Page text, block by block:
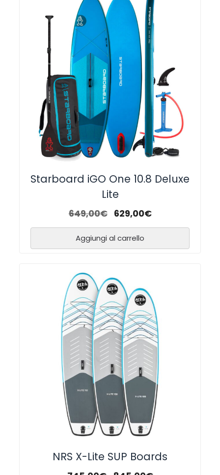
Starboard iGO One 10.8 Deluxe
Lite
649,00€ 629,00€
Aggiungi al carrello
NRS X-Lite SUP Boards